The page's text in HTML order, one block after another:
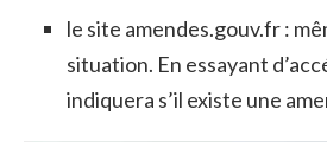
le site amendes.gouv.fr :
situation. En essayant
indiquera s’il existe une